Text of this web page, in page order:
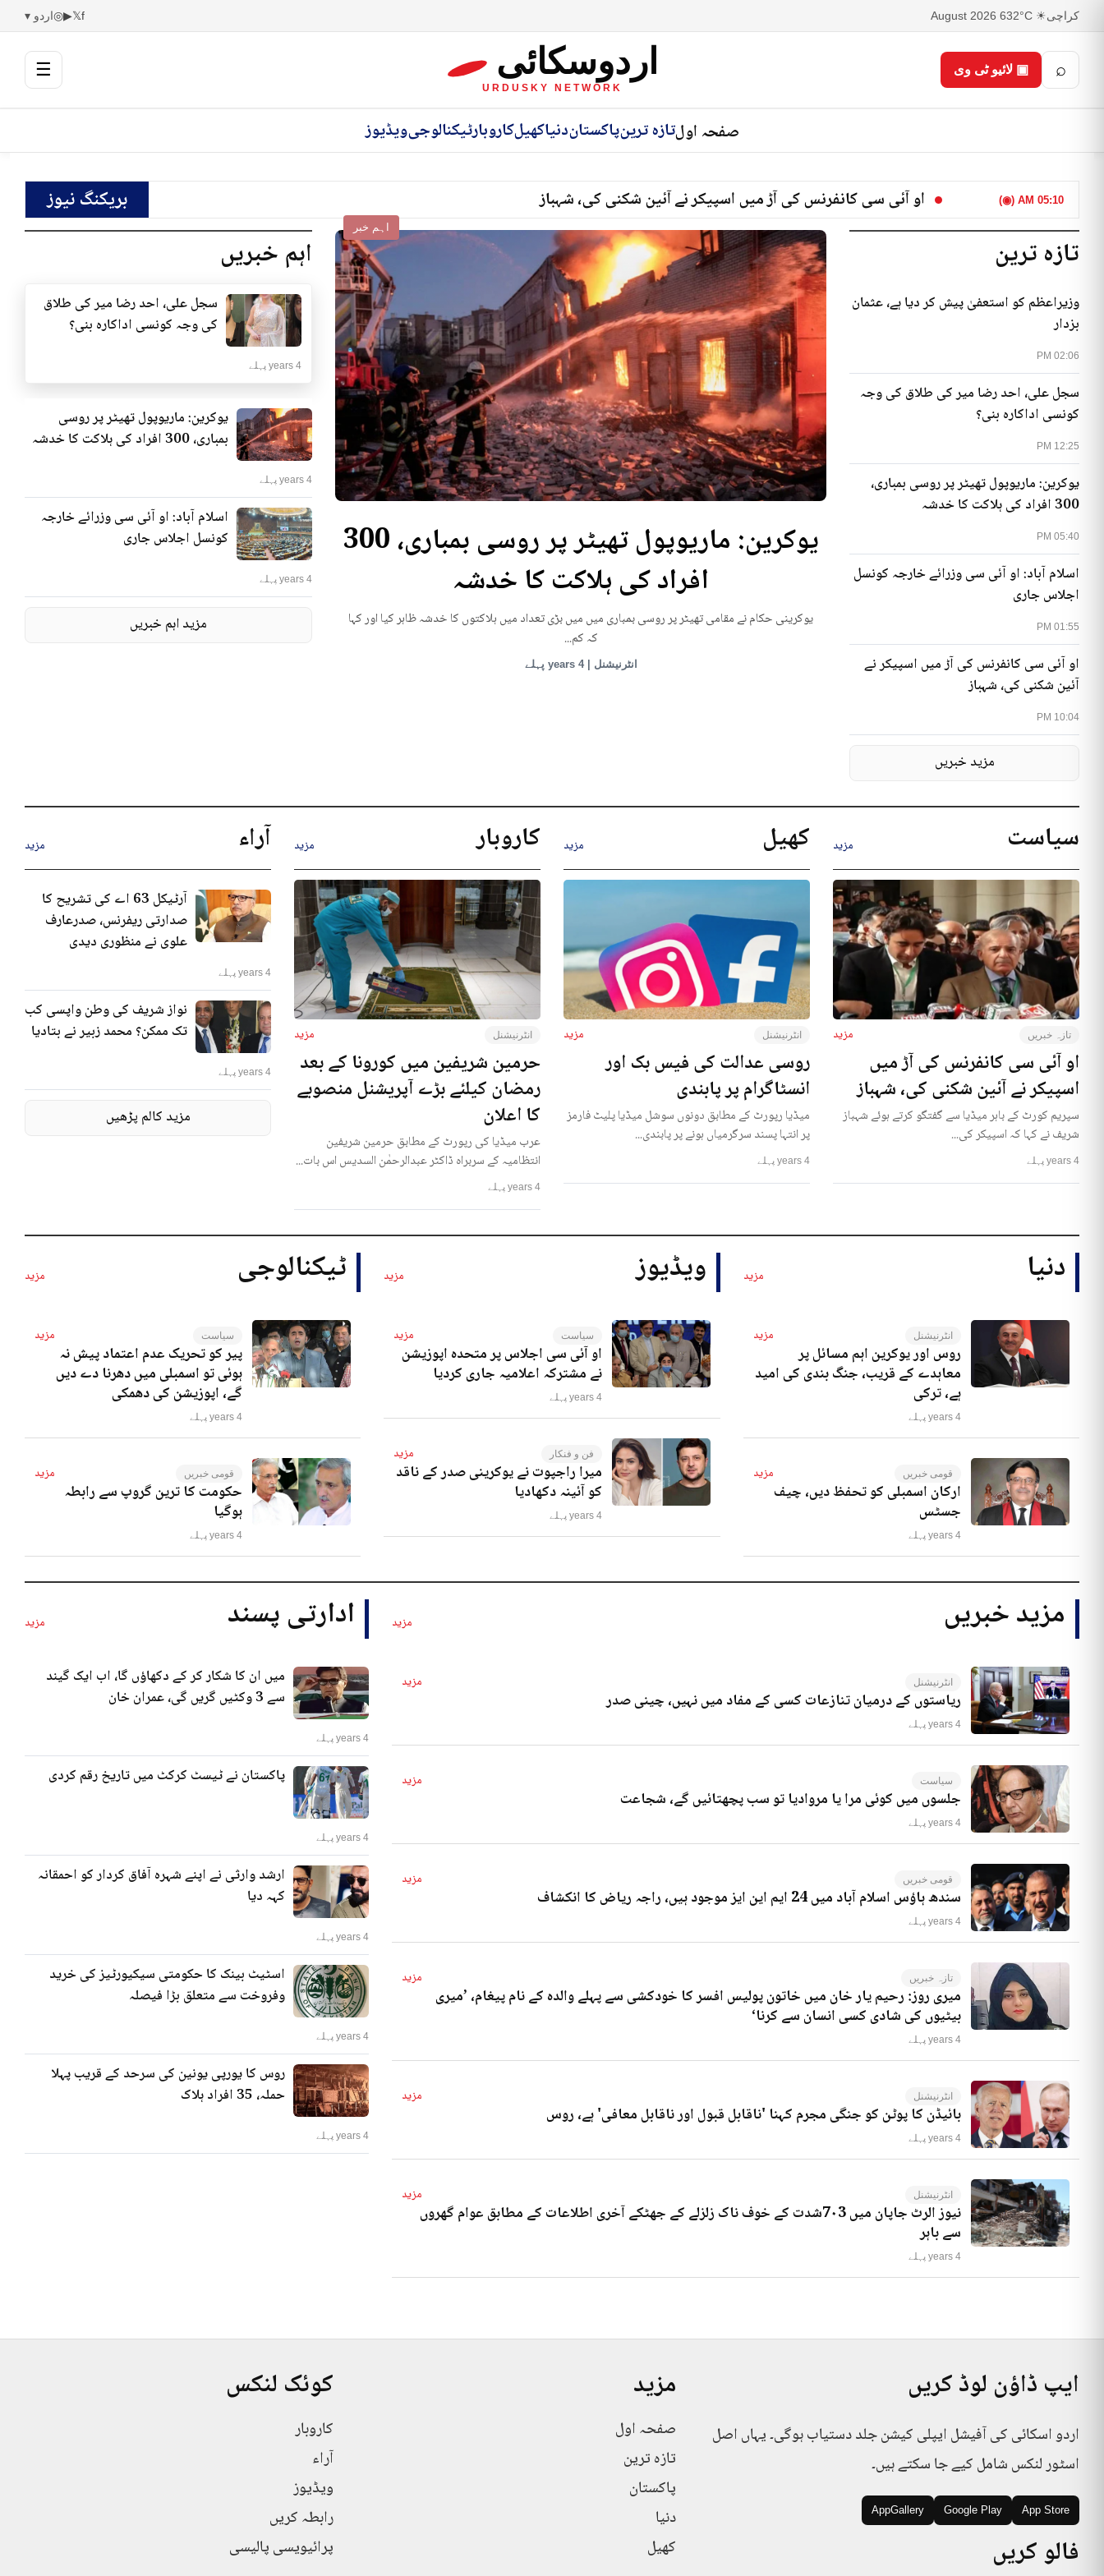
کراچی☀ 32°C
6 August 2026
f
𝕏
▶
◎اردو ▾
⌕ ▣ لائیو ٹی وی اردوسکائی
URDUSKY NETWORK
☰
صفحہ اولتازہ ترینپاکستاندنیاکھیلکاروبارٹیکنالوجیویڈیوز
05:10 AM (◉) او آئی سی کانفرنس کی آڑ میں اسپیکر نے آئین شکنی کی، شہباز بریکنگ نیوز
تازہ ترین
02:06 PM
وزیراعظم کو استعفیٰ پیش کر دیا ہے، عثمان
بزدار
12:25 PM
سجل علی، احد رضا میر کی طلاق کی وجہ
کونسی اداکارہ بنی؟
05:40 PM
یوکرین: ماریوپول تھیٹر پر روسی بمباری،
300 افراد کی ہلاکت کا خدشہ
01:55 PM
اسلام آباد: او آئی سی وزرائے خارجہ کونسل
اجلاس جاری
10:04 PM
او آئی سی کانفرنس کی آڑ میں اسپیکر نے
آئین شکنی کی، شہباز
مزید خبریں
اہم خبر
یوکرین: ماریوپول تھیٹر پر روسی بمباری، 300
افراد کی ہلاکت کا خدشہ
یوکرینی حکام نے مقامی تھیٹر پر روسی بمباری میں میں بڑی تعداد میں ہلاکتوں کا خدشہ ظاہر کیا اور کہا
کہ کم...
انٹرنیشنل | 4 years پہلے
اہم خبریں
سجل علی، احد رضا میر کی طلاق
کی وجہ کونسی اداکارہ بنی؟
4 years پہلے
یوکرین: ماریوپول تھیٹر پر روسی
بمباری، 300 افراد کی ہلاکت کا خدشہ
4 years پہلے
اسلام آباد: او آئی سی وزرائے خارجہ
کونسل اجلاس جاری
4 years پہلے
مزید اہم خبریں
سیاست مزید
تازہ خبریں مزید
او آئی سی کانفرنس کی آڑ میں
اسپیکر نے آئین شکنی کی، شہباز
سپریم کورٹ کے باہر میڈیا سے گفتگو کرتے ہوئے شہباز
شریف نے کہا کہ اسپیکر کی...
4 years پہلے
کھیل مزید
انٹرنیشنل مزید
روسی عدالت کی فیس بک اور
انسٹاگرام پر پابندی
میڈیا رپورٹ کے مطابق دونوں سوشل میڈیا پلیٹ فارمز
پر انتہا پسند سرگرمیاں ہونے پر پابندی...
4 years پہلے
کاروبار مزید
انٹرنیشنل مزید
حرمین شریفین میں کورونا کے بعد
رمضان کیلئے بڑے آپریشنل منصوبے
کا اعلان
عرب میڈیا کی رپورٹ کے مطابق حرمین شریفین
انتظامیہ کے سربراہ ڈاکٹر عبدالرحمٰن السدیس اس بات...
4 years پہلے
آراء مزید
آرٹیکل 63 اے کی تشریح کا
صدارتی ریفرنس، صدرعارف
علوی نے منظوری دیدی
4 years پہلے
نواز شریف کی وطن واپسی کب
تک ممکن؟ محمد زبیر نے بتادیا
4 years پہلے
مزید کالم پڑھیں
دنیا مزید
انٹرنیشنل مزید
روس اور یوکرین اہم مسائل پر
معاہدے کے قریب، جنگ بندی کی امید
ہے، ترکی
4 years پہلے
قومی خبریں مزید
ارکان اسمبلی کو تحفظ دیں، چیف
جسٹس
4 years پہلے
ویڈیوز مزید
سیاست مزید
او آئی سی اجلاس پر متحدہ اپوزیشن
نے مشترکہ اعلامیہ جاری کردیا
4 years پہلے
فن و فنکار مزید
میرا راجپوت نے یوکرینی صدر کے ناقد
کو آئینہ دکھادیا
4 years پہلے
ٹیکنالوجی مزید
سیاست مزید
پیر کو تحریک عدم اعتماد پیش نہ
ہوئی تو اسمبلی میں دھرنا دے دیں
گے، اپوزیشن کی دھمکی
4 years پہلے
قومی خبریں مزید
حکومت کا ترین گروپ سے رابطہ
ہوگیا
4 years پہلے
مزید خبریں مزید
انٹرنیشنل مزید
ریاستوں کے درمیان تنازعات کسی کے مفاد میں نہیں، چینی صدر
4 years پہلے
سیاست مزید
جلسوں میں کوئی مرا یا مروادیا تو سب پچھتائیں گے، شجاعت
4 years پہلے
قومی خبریں مزید
سندھ ہاؤس اسلام آباد میں 24 ایم این ایز موجود ہیں، راجہ ریاض کا انکشاف
4 years پہلے
تازہ خبریں مزید
میری روز: رحیم یار خان میں خاتون پولیس افسر کا خودکشی سے پہلے والدہ کے نام پیغام، ’میری
بیٹیوں کی شادی کسی انسان سے کرنا‘
4 years پہلے
انٹرنیشنل مزید
بائیڈن کا پوٹن کو جنگی مجرم کہنا 'ناقابل قبول اور ناقابل معافی' ہے، روس
4 years پہلے
انٹرنیشنل مزید
نیوز الرٹ جاپان میں 7۰3شدت کے خوف ناک زلزلے کے جھٹکے آخری اطلاعات کے مطابق عوام گھروں
سے باہر
4 years پہلے
ادارتی پسند مزید
میں ان کا شکار کر کے دکھاؤں گا، اب ایک گیند
سے 3 وکٹیں گریں گی، عمران خان
4 years پہلے
پاکستان نے ٹیسٹ کرکٹ میں تاریخ رقم کردی
4 years پہلے
ارشد وارثی نے اپنے شہرہ آفاق کردار کو احمقانہ
کہہ دیا
4 years پہلے
اسٹیٹ بینک کا حکومتی سیکیورٹیز کی خرید
وفروخت سے متعلق بڑا فیصلہ
4 years پہلے
روس کا یورپی یونین کی سرحد کے قریب پہلا
حملہ، 35 افراد ہلاک
4 years پہلے
ایپ ڈاؤن لوڈ کریں
اردو اسکائی کی آفیشل ایپلی کیشن جلد دستیاب ہوگی۔ یہاں اصل
اسٹور لنکس شامل کیے جا سکتے ہیں۔
App Store
Google Play
AppGallery
فالو کریں
مزید
صفحہ اول
تازہ ترین
پاکستان
دنیا
کھیل
کوئک لنکس
کاروبار
آراء
ویڈیوز
رابطہ کریں
پرائیویسی پالیسی